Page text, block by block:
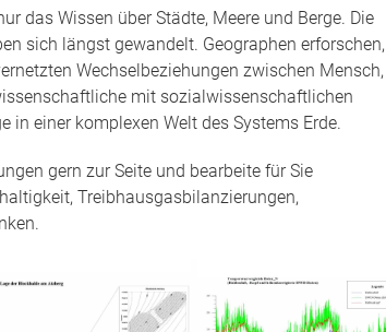
das Wissen über Städte, Meere und Berge. Die
sich längst gewandelt. Geographen erforschen,
Wechselbeziehungen zwischen Mensch,
mit sozialwissenschaftlichen
einer komplexen Welt des Systems Erde.
gern zur Seite und bearbeite für Sie
Treibhausgasbilanzierungen,